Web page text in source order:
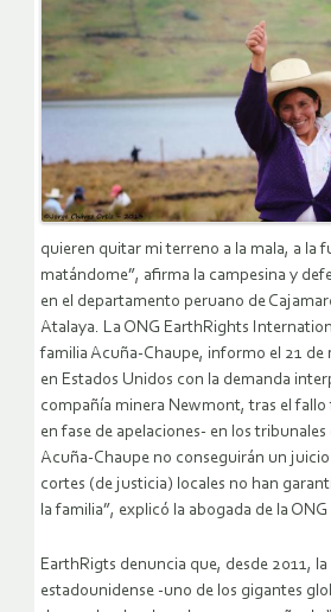
quieren quitar mi terreno a la mala, a la
matándome”, afirma la campesina y
en el departamento peruano de
Atalaya. La ONG EarthRights
familia Acuña-Chaupe, informo el 21 de
en Estados Unidos con la demanda
compañía minera Newmont, tras el
en fase de apelaciones- en los tribunales
Acuña-Chaupe no conseguirán un
cortes (de justicia) locales no han
la familia”, explicó la abogada de la
EarthRigts denuncia que, desde 2011, la
estadounidense -uno de los gigantes